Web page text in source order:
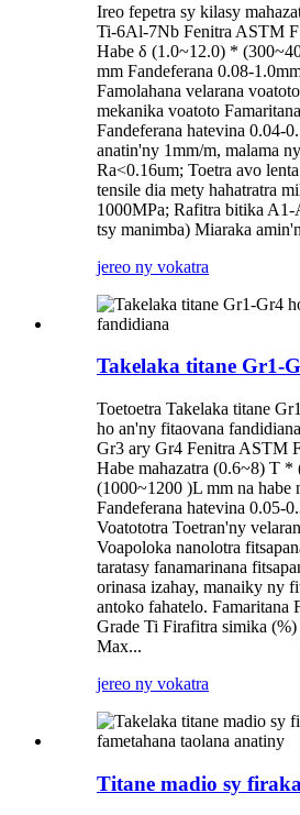
Ireo fepetra sy kilasy
Ti-6Al-7Nb Fenitra ASTM
Habe δ (1.0~12.0) *
mm Fandeferana 0.08-
Famolahana velarana
mekanika voatoto
Fandeferana hatevina 0.04-
anatin'ny 1mm/m, malama
Ra<0.16um; Toetra avo
tensile dia mety hahatratra
1000MPa; Rafitra bitika
tsy manimba) Miaraka
jereo ny vokatra
Takelaka titane Gr1-
Toetoetra Takelaka titane
ho an'ny fitaovana
Gr3 ary Gr4 Fenitra ASTM
Habe mahazatra (0.6~8) T
(1000~1200 )L mm na habe
Fandeferana hatevina 0.05-
Voatototra Toetran'ny
Voapoloka nanolotra
taratasy fanamarinana
orinasa izahay, manaiky ny
antoko fahatelo. Famaritana
Grade Ti Firafitra simika (%)
Max...
jereo ny vokatra
Titane madio sy